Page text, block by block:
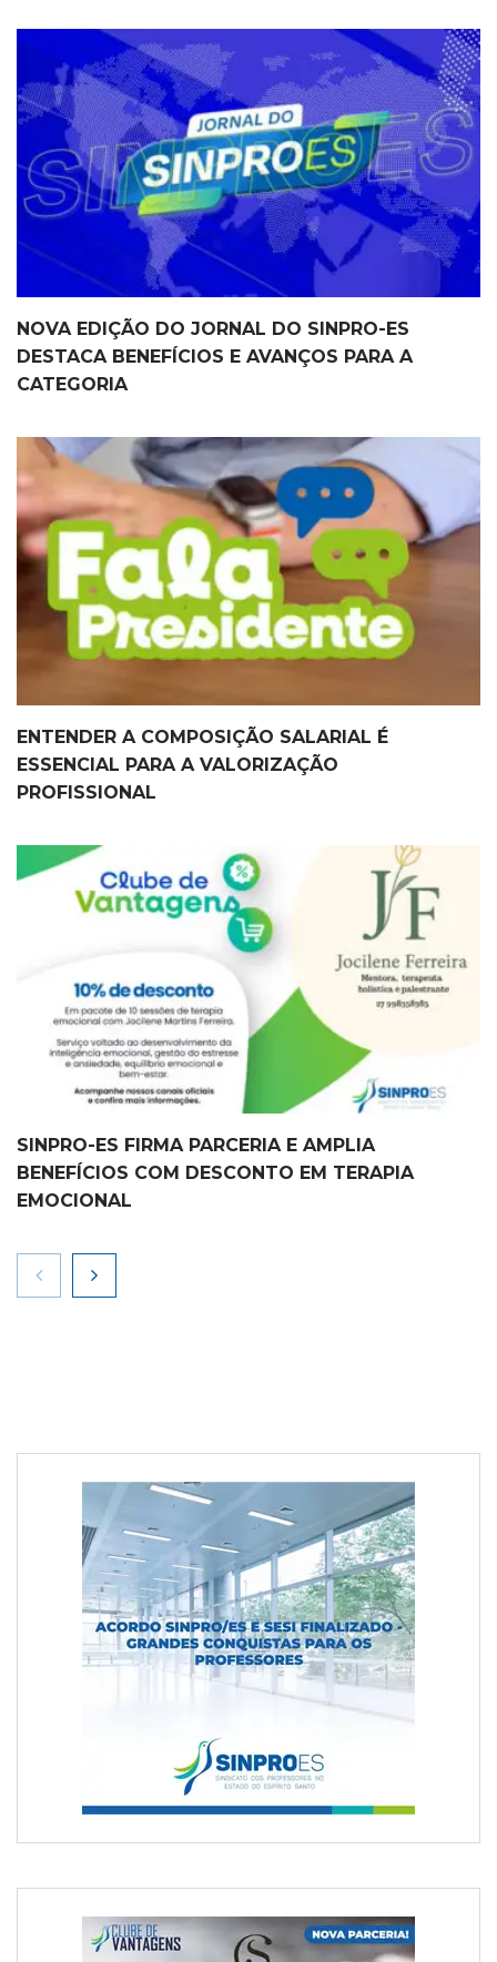
NOVA EDIÇÃO DO JORNAL DO SINPRO-ES
DESTACA BENEFÍCIOS E AVANÇOS PARA A
CATEGORIA
ENTENDER A COMPOSIÇÃO SALARIAL É
ESSENCIAL PARA A VALORIZAÇÃO
PROFISSIONAL
SINPRO-ES FIRMA PARCERIA E AMPLIA
BENEFÍCIOS COM DESCONTO EM TERAPIA
EMOCIONAL